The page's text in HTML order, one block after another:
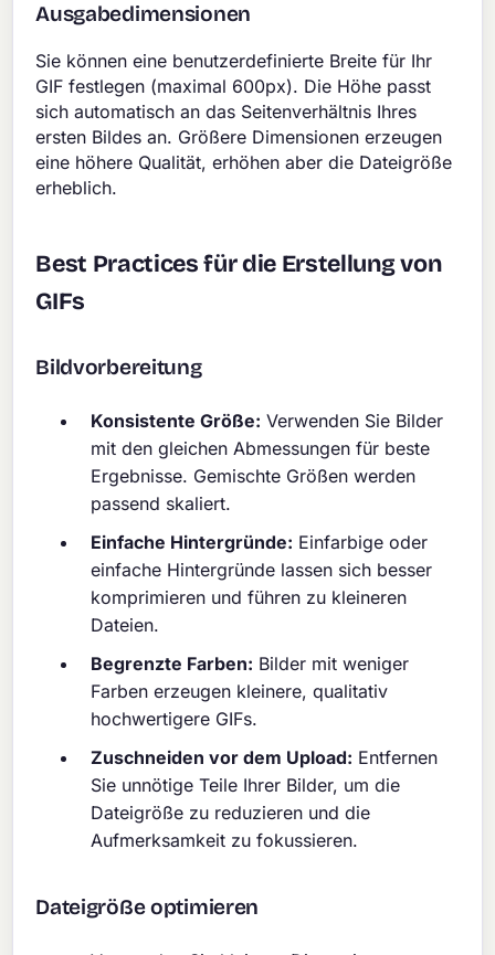
Ausgabedimensionen
Sie können eine benutzerdefinierte Breite für Ihr
GIF festlegen (maximal 600px). Die Höhe passt
sich automatisch an das Seitenverhältnis Ihres
ersten Bildes an. Größere Dimensionen erzeugen
eine höhere Qualität, erhöhen aber die Dateigröße
erheblich.
Best Practices für die Erstellung von
GIFs
Bildvorbereitung
Konsistente Größe: Verwenden Sie Bilder
mit den gleichen Abmessungen für beste
Ergebnisse. Gemischte Größen werden
passend skaliert.
Einfache Hintergründe: Einfarbige oder
einfache Hintergründe lassen sich besser
komprimieren und führen zu kleineren
Dateien.
Begrenzte Farben: Bilder mit weniger
Farben erzeugen kleinere, qualitativ
hochwertigere GIFs.
Zuschneiden vor dem Upload: Entfernen
Sie unnötige Teile Ihrer Bilder, um die
Dateigröße zu reduzieren und die
Aufmerksamkeit zu fokussieren.
Dateigröße optimieren